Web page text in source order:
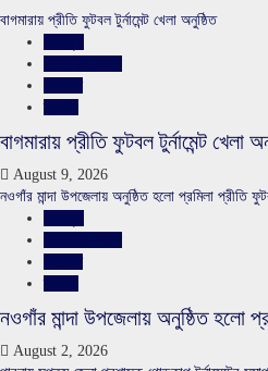
বাগমারায় প্রীতি ফুটবল টুর্নামেন্ট খেলা অনুষ্ঠিত
বাগমারায় প্রীতি ফুটবল টুর্নামেন্ট খেলা
August 9, 2026
নওগাঁর মান্দা উপজেলায় অনুষ্ঠিত হলো প্রমিলা প্রীতি
নওগাঁর মান্দা উপজেলায় অনুষ্ঠিত হলো
August 2, 2026